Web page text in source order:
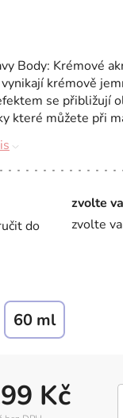
zvolte
do
zvolte
Kč
60 ml
Body: Krémové
krémově
se přibližují
které můžete při